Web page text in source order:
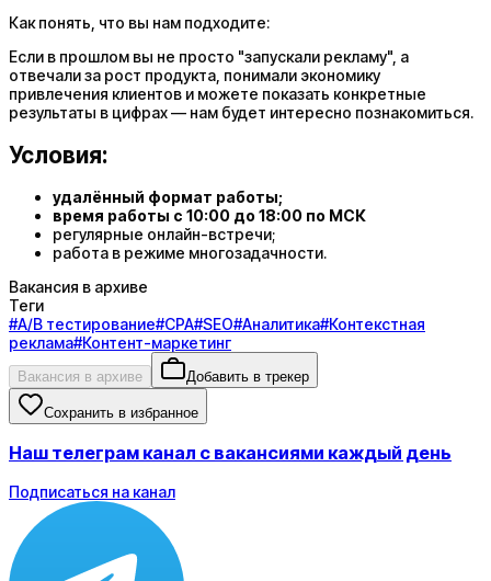
Как понять, что вы нам подходите:
Если в прошлом вы не просто "запускали рекламу", а
отвечали за рост продукта, понимали экономику
привлечения клиентов и можете показать конкретные
результаты в цифрах — нам будет интересно познакомиться.
Условия:
удалённый формат работы;
время работы с 10:00 до 18:00 по МСК
регулярные онлайн-встречи;
работа в режиме многозадачности.
Вакансия в архиве
Теги
#A/B тестирование#CPA#SEO#Аналитика#Контекстная
реклама#Контент-маркетинг
Вакансия в архиве Добавить в трекер
Сохранить в избранное
Наш телеграм канал с вакансиями каждый день
Подписаться на канал